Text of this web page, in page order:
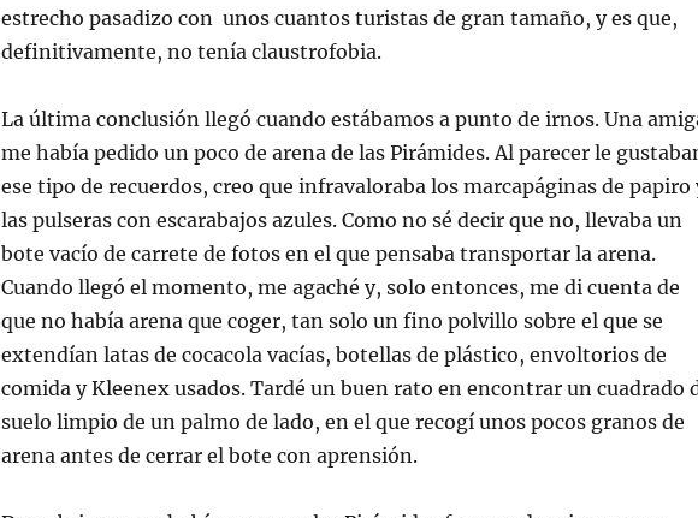
estrecho pasadizo con unos cuantos turistas de gran tamaño, y es que,
definitivamente, no tenía claustrofobia.
La última conclusión llegó cuando estábamos a punto de irnos. Una
me había pedido un poco de arena de las Pirámides. Al parecer le
ese tipo de recuerdos, creo que infravaloraba los marcapáginas de papiro
las pulseras con escarabajos azules. Como no sé decir que no, llevaba un
bote vacío de carrete de fotos en el que pensaba transportar la arena.
Cuando llegó el momento, me agaché y, solo entonces, me di cuenta de
que no había arena que coger, tan solo un fino polvillo sobre el que se
extendían latas de cocacola vacías, botellas de plástico, envoltorios de
comida y Kleenex usados. Tardé un buen rato en encontrar un cuadrado
suelo limpio de un palmo de lado, en el que recogí unos pocos granos de
arena antes de cerrar el bote con aprensión.